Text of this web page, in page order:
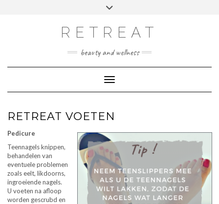
Afspraak maken
RETREAT
beauty and wellness
Toggle navigatie
RETREAT VOETEN
Pedicure
Teennagels knippen,
behandelen van
eventuele problemen
zoals eelt, likdoorns,
ingroeiende nagels.
U voeten na afloop
worden gescrubd en